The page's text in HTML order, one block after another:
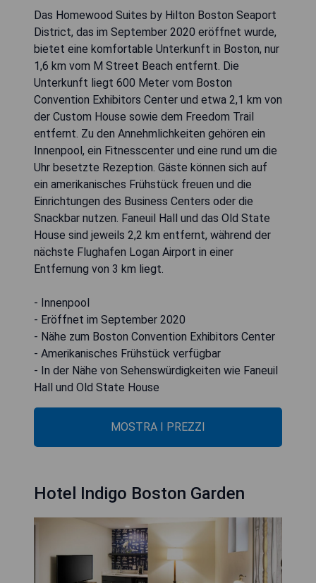
Das Homewood Suites by Hilton Boston Seaport
District, das im September 2020 eröffnet wurde,
bietet eine komfortable Unterkunft in Boston, nur
1,6 km vom M Street Beach entfernt. Die
Unterkunft liegt 600 Meter vom Boston
Convention Exhibitors Center und etwa 2,1 km von
der Custom House sowie dem Freedom Trail
entfernt. Zu den Annehmlichkeiten gehören ein
Innenpool, ein Fitnesscenter und eine rund um die
Uhr besetzte Rezeption. Gäste können sich auf
ein amerikanisches Frühstück freuen und die
Einrichtungen des Business Centers oder die
Snackbar nutzen. Faneuil Hall und das Old State
House sind jeweils 2,2 km entfernt, während der
nächste Flughafen Logan Airport in einer
Entfernung von 3 km liegt.
- Innenpool
- Eröffnet im September 2020
- Nähe zum Boston Convention Exhibitors Center
- Amerikanisches Frühstück verfügbar
- In der Nähe von Sehenswürdigkeiten wie Faneuil
Hall und Old State House
MOSTRA I PREZZI
Hotel Indigo Boston Garden